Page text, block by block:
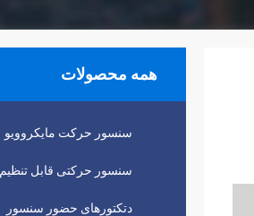
همه محصولات
سنسور حرکت مایکروویو
سنسور حرکتی قابل تنظیم
دتکتورهای حضور سنسور